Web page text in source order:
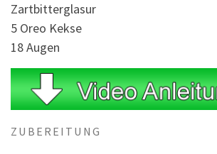
Zartbitterglasur
5 Oreo Kekse
18 Augen
ZUBEREITUNG